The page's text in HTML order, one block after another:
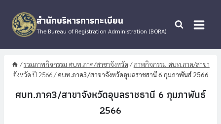
content
สำนักบริหารการทะเบียน
The Bureau of Registration Administration (BORA)
/รวมภาพกิจกรรม ศบท.ภาค/สาขาจังหวัด /ภาพกิจกรรม ศบท.ภาค/สาขา
จังหวัด ปี 2566/ศบท.ภาค3/สาขาจังหวัดอุบลราชธานี 6 กุมภาพันธ์ 2566
ศบท.ภาค3/สาขาจังหวัดอุบลราชธานี 6 กุมภาพันธ์
2566